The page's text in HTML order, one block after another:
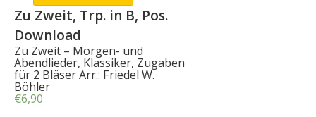
Zu Zweit, Trp. in B, Pos.
Download
Zu Zweit – Morgen- und
Abendlieder, Klassiker, Zugaben
für 2 Bläser Arr.: Friedel W.
Böhler
€6,90